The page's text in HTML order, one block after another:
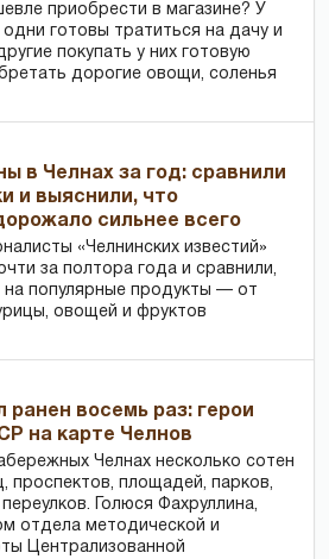
приобрести в магазине? У
готовы тратиться на дачу и
покупать у них готовую
дорогие овощи, соленья
в Челнах за год: сравнили
и выяснили, что
сильнее всего
«Челнинских известий»
за полтора года и сравнили,
на популярные продукты — от
овощей и фруктов
ранен восемь раз: герои
на карте Челнов
Челнах несколько сотен
проспектов, площадей, парков,
Голюся Фахруллина,
отдела методической и
Централизованной